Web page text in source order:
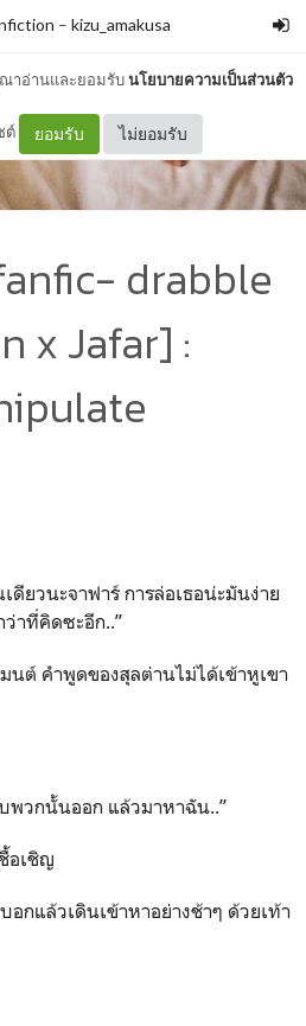
ณาอ่านและยอมรับนโยบายความเป็นส่วนตัว
ต์ ยอมรับ ไม่ยอมรับ
– kizu_amakusa
drabble
x Jafar] :
ดียวนะจาฟาร์ การล่อเธอน่ะมันง่าย
าที่คิดซะอีก..”
นต์ คำพูดของสุลต่านไม่ได้เข้าหูเขา
พวกนั้นออก แล้วมาหาฉัน..”
อเชิญ
กแล้วเดินเข้าหาอย่างช้าๆ ด้วยเท้า